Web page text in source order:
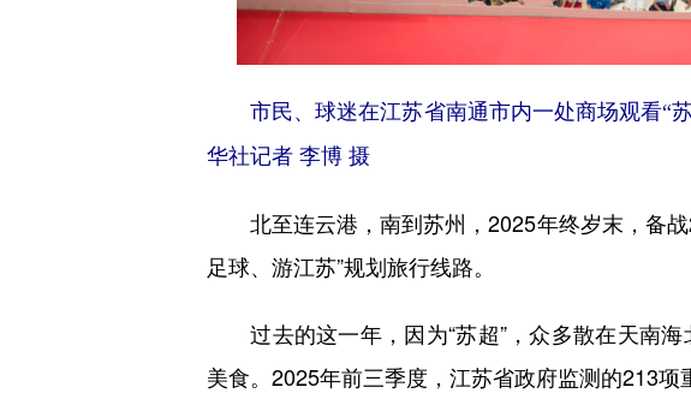
市民、球迷在江苏省南通市内一处商场观看“苏
华社记者 李博 摄
北至连云港，南到苏州，2025年终岁末，备战
足球、游江苏”规划旅行线路。
过去的这一年，因为“苏超”，众多散在天南海
美食。2025年前三季度，江苏省政府监测的213项